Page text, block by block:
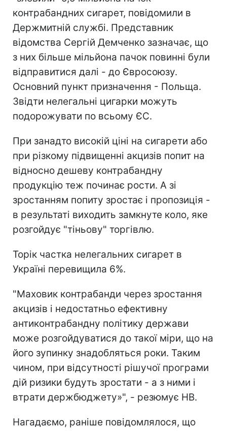
контрабандних сигарет, повідомили в
Держмитній службі. Представник
відомства Сергій Демченко зазначає, що
з них більше мільйона пачок повинні були
відправитися далі - до Євросоюзу.
Основний пункт призначення - Польща.
Звідти нелегальні цигарки можуть
подорожувати по всьому ЄС.
При занадто високій ціні на сигарети або
при різкому підвищенні акцизів попит на
відносно дешеву контрабандну
продукцію теж починає рости. А зі
зростанням попиту зростає і пропозиція -
в результаті виходить замкнуте коло, яке
розгойдує "тіньову" торгівлю.
Торік частка нелегальних сигарет в
Україні перевищила 6%.
"Маховик контрабанди через зростання
акцизів і недостатньо ефективну
антиконтрабандну політику держави
може розгойдуватися до такої міри, що на
його зупинку знадобляться роки. Таким
чином, при відсутності рішучої програми
дій ризики будуть зростати - а з ними і
втрати держбюджету»", - резюмує НВ.
Нагадаємо, раніше повідомлялося, що